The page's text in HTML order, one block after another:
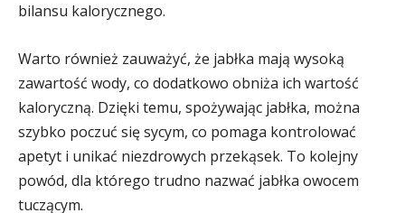
bilansu kalorycznego.
Warto również zauważyć, że jabłka mają wysoką
zawartość wody, co dodatkowo obniża ich wartość
kaloryczną. Dzięki temu, spożywając jabłka, można
szybko poczuć się sycym, co pomaga kontrolować
apetyt i unikać niezdrowych przekąsek. To kolejny
powód, dla którego trudno nazwać jabłka owocem
tuczącym.